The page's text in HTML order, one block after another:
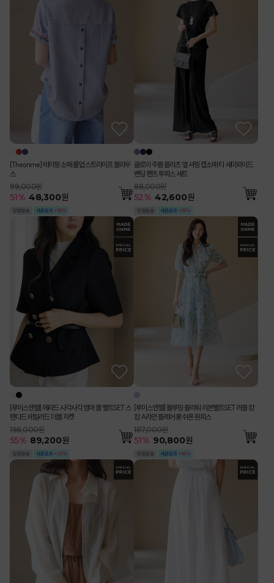
[Theonme] 테이핑 소매 롤업 스트라이프 블라우
스
99,000원
51% 48,300원
클로이 주름 플리츠 옆 셔링 캡소매 티 세미와이드
밴딩 팬츠 투피스 세트
88,000원
52% 42,600원
[루이스엔젤] 헤라드 사각사각 썸머 쿨 벨트SET 스
탠다드 테일러드 더블 자켓
198,000원
55% 89,200원
[루이스엔젤] 블루밍 플라워 리본벨트SET 러플 캉
캉 A라인 플레어 롱 쉬폰 원피스
187,000원
51% 90,800원